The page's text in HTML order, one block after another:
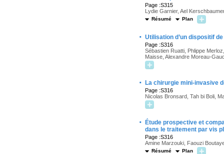
Page :S315
Lydie Garnier, Ael
Résumé Plan
· Utilisation d’un dispositif
Page :S316
Sébastien Ruatti, Phlippe
Maisse, Alexandre Moreau-
· La chirurgie mini-invasive
Page :S316
Nicolas Bronsard, Tah bi Boli,
·
Étude prospective et
dans le traitement par vis
Page :S316
Amine Marzouki, Faouzi
Résumé Plan